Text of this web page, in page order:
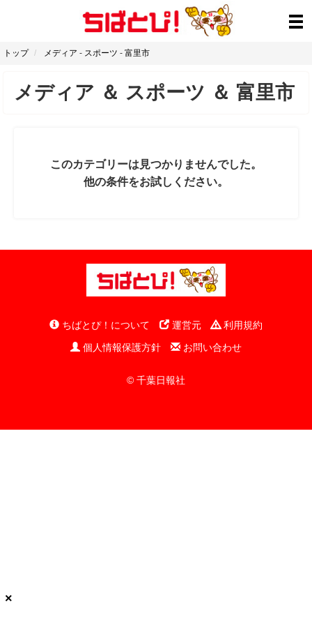
トップ メディア - スポーツ - 富里市
メディア ＆ スポーツ ＆ 富里市
このカテゴリーは見つかりませんでした。
他の条件をお試しください。
ちばとぴ！について 運営元
利用規約
個人情報保護方針
お問い合わせ
© 千葉日報社
×